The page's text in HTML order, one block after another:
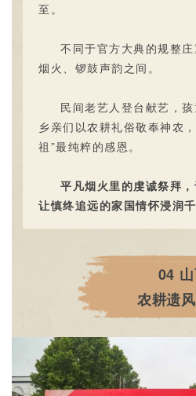
至。
不同于官方大典的规整
烟火、锣鼓声韵之间。
民间老艺人登台献艺，
乡亲们以农耕礼俗敬奉神农
祖”最纯粹的感恩。
平凡烟火里的虔诚祭拜
让慎终追远的家国情怀浸润千
04
农耕遗